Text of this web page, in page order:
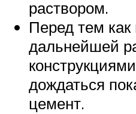
раствором.
Перед тем как
дальнейшей
дождаться
цемент.